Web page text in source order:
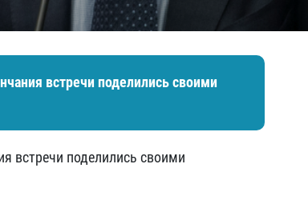
встречи поделились своими
встречи поделились своими